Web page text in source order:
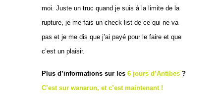
moi. Juste un truc quand je suis à la limite de la
rupture, je me fais un check-list de ce qui ne va
pas et je me dis que j’ai payé pour le faire et que
c’est un plaisir.
Plus d’informations sur les 6 jours d’Antibes ?
C’est sur wanarun, et c’est maintenant !